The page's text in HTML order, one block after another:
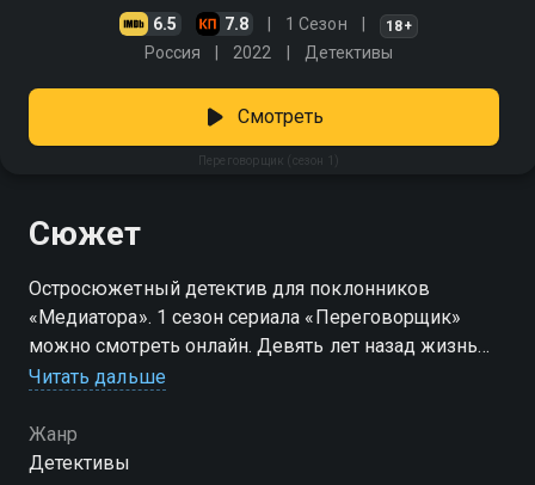
6.5 7.8 1 Сезон 18+
Россия 2022 Детективы
Переговорщик (сезон 1)
Смотреть
Сюжет
Остросюжетный детектив для поклонников
«Медиатора». 1 сезон сериала «Переговорщик»
можно смотреть онлайн. Девять лет назад жизнь
успешного переговорщика Александра Максимова
теракте, он ушел из профессии и семьи, оставшись
один на один с собственным горем. Время не лечит,
Читать дальше
Жанр
Детективы